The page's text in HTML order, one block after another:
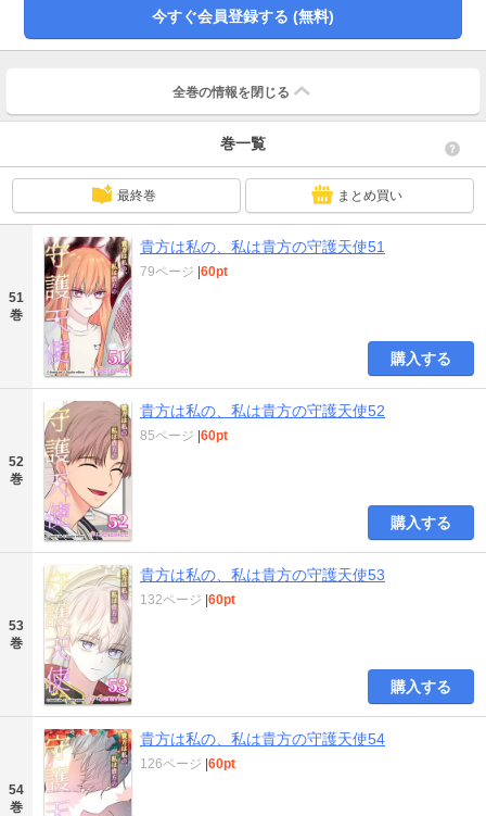
今すぐ会員登録する (無料)
全巻の情報を 閉じる
巻一覧
最終巻 まとめ買い
51
巻
貴方は私の、私は貴方の守護天使51
79ページ |60pt
購入する
52
巻
貴方は私の、私は貴方の守護天使52
85ページ |60pt
購入する
53
巻
貴方は私の、私は貴方の守護天使53
132ページ |60pt
購入する
54
巻
貴方は私の、私は貴方の守護天使54
126ページ |60pt